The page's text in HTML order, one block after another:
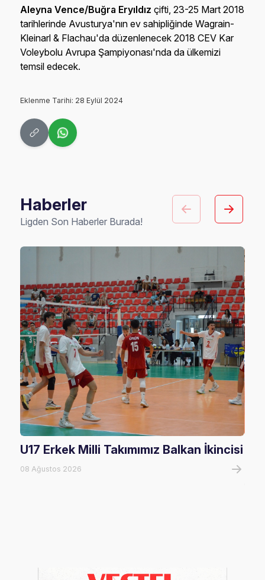
Aleyna Vence/Buğra Eryıldız çifti, 23-25 Mart 2018
tarihlerinde Avusturya'nın ev sahipliğinde Wagrain-
Kleinarl & Flachau'da düzenlenecek 2018 CEV Kar
Voleybolu Avrupa Şampiyonası'nda da ülkemizi
temsil edecek.
Eklenme Tarihi: 28 Eylül 2024
Haberler
Ligden Son Haberler Burada!
U17 Erkek Milli Takımımız Balkan İkincisi
08 Ağustos 2026